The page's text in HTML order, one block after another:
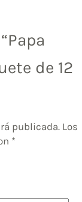
de 12
publicada. Los
*